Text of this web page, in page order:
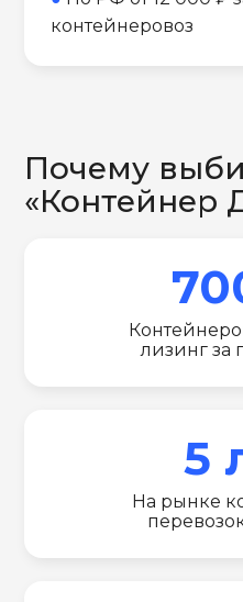
контейнеровоз
Почему
«Контейнер
лизинг за
5
На рынке